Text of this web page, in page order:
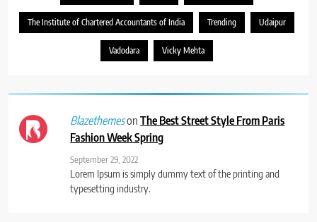
The Institute of Chartered Accountants of India Trending Udaipur
Vadodara Vicky Mehta
BlazethemesonThe Best Street Style From Paris
Fashion Week Spring
September 29, 2022
Lorem Ipsum is simply dummy text of the printing and
typesetting industry.